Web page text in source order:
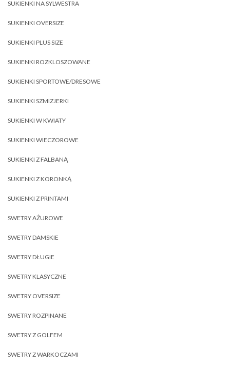
SUKIENKI NA SYLWESTRA
SUKIENKI OVERSIZE
SUKIENKI PLUS SIZE
SUKIENKI ROZKLOSZOWANE
SUKIENKI SPORTOWE/DRESOWE
SUKIENKI SZMIZJERKI
SUKIENKI W KWIATY
SUKIENKI WIECZOROWE
SUKIENKI Z FALBANĄ
SUKIENKI Z KORONKĄ
SUKIENKI Z PRINTAMI
SWETRY AŻUROWE
SWETRY DAMSKIE
SWETRY DŁUGIE
SWETRY KLASYCZNE
SWETRY OVERSIZE
SWETRY ROZPINANE
SWETRY Z GOLFEM
SWETRY Z WARKOCZAMI